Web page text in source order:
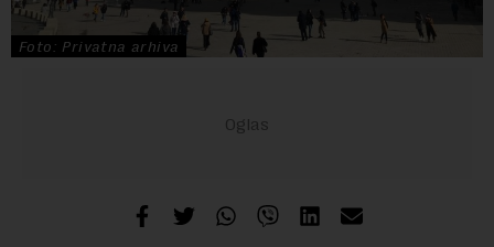
Foto: Privatna arhiva